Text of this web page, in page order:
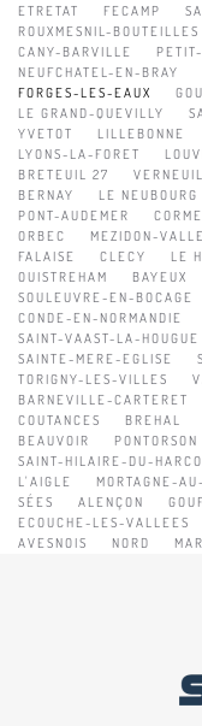
ETRETAT
FECAMP
ROUXMESNIL-BOUTEILLES
CANY-BARVILLE
NEUFCHATEL-EN-BRAY
FORGES-LES-EAUX
LE GRAND-QUEVILLY
YVETOT
LILLEBONNE
LYONS-LA-FORET
BRETEUIL 27
BERNAY
LE NEUBOURG
PONT-AUDEMER
ORBEC
MEZIDON-
FALAISE
CLECY LE
OUISTREHAM
BAYEUX
SOULEUVRE-EN-BOCAGE
CONDE-EN-NORMANDIE
SAINT-VAAST-LA-HOUGUE
SAINTE-MERE-EGLISE
TORIGNY-LES-VILLES
BARNEVILLE-CARTERET
COUTANCES
BREHAL
BEAUVOIR
PONTORSON
SAINT-HILAIRE-DU-
L'AIGLE
MORTAGNE-
SÉES
ALENÇON
ECOUCHE-LES-VALLEES
AVESNOIS
NORD